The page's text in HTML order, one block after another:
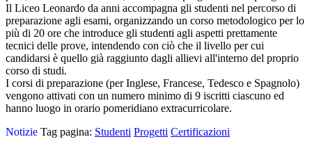
Il Liceo Leonardo da anni accompagna gli studenti nel percorso di
preparazione agli esami, organizzando un corso metodologico per lo
più di 20 ore che introduce gli studenti agli aspetti prettamente
tecnici delle prove, intendendo con ciò che il livello per cui
candidarsi è quello già raggiunto dagli allievi all'interno del proprio
corso di studi.
I corsi di preparazione (per Inglese, Francese, Tedesco e Spagnolo)
vengono attivati con un numero minimo di 9 iscritti ciascuno ed
hanno luogo in orario pomeridiano extracurricolare.
Notizie Tag pagina: Studenti Progetti Certificazioni